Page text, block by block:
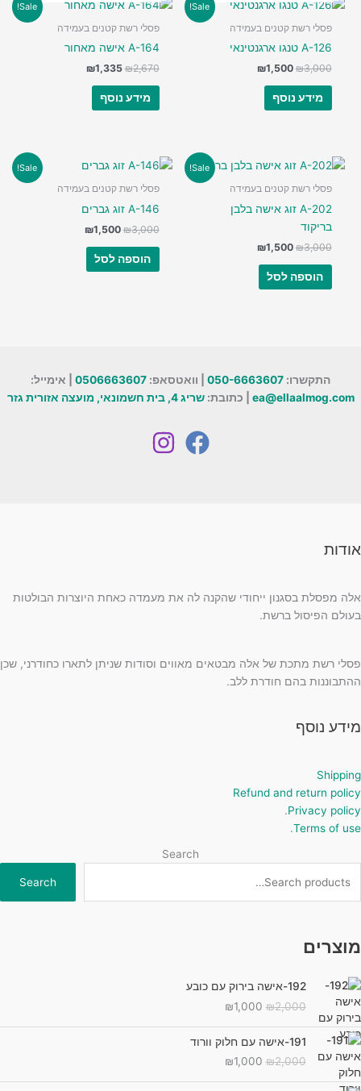
Sale!
פסלי רשת קטנים בעמידה
A-126 טנגו ארגנטינאי
₪3,000
המחיר
היה:
₪3,000.
₪1,500
המחיר
מידע נוסף
Sale!
פסלי רשת קטנים בעמידה
A-164 אישה מאחור
₪2,670
המחיר
היה:
₪2,670.
₪1,335
המחיר
מידע נוסף
Sale!
פסלי רשת קטנים בעמידה
A-202 זוג אישה בלבן
בריקוד
₪3,000
המחיר
היה:
₪1,500
המחיר
הוספה לסל
Sale!
פסלי רשת קטנים בעמידה
A-146 זוג גברים
₪3,000
המחיר
היה:
₪1,500
המחיר
הוספה לסל
התקשרו: 050-6663607 | וואטסאפ: 0506663607 | אימייל:
ea@ellaalmog.com | כתובת:שריג 4, בית חשמונאי, מועצה אזורית גזר
אודות
אלה מפסלת בסגנון ייחודי שהקנה לה את מעמדה כאחת היוצרות הבולטות
בעולם הפיסול ברשת.
פסלי רשת מתכת של אלה מבטאים מאווים וסודות שניתן לתארו כחודרני, שכן
ההתבוננות בהם חודרת ללב.
מידע נוסף
Shipping
Refund and return policy
Privacy policy
.
Terms of use
.
Search
Search
מוצרים
192-אישה בירוק עם כובע
₪2,000
המחיר
היה:
₪1,000
הוא:
191-אישה עם חלוק וורוד
₪2,000
המחיר₪1,000